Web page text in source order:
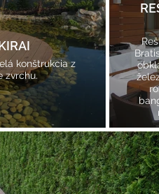
konštrukcia z
zvrchu.